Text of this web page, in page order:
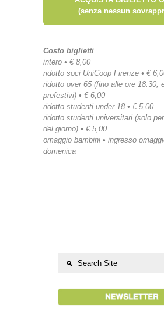
(senza nessun
Costo biglietti
intero • € 8,00
ridotto soci UniCoop Firenze • €
ridotto over 65 (fino alle ore 18.30,
prefestivi) • € 6,00
ridotto studenti under 18 • € 5,00
ridotto studenti universitari (solo
del giorno) • € 5,00
omaggio bambini • ingresso
domenica